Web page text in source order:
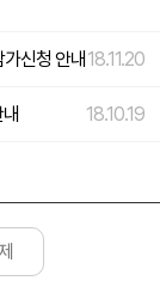
신청 안내18.11.20
18.10.19